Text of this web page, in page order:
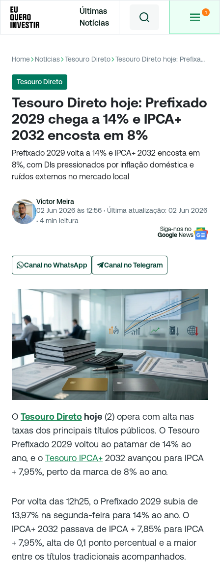
Últimas
Notícias
Home Notícias Tesouro Direto Tesouro Direto hoje: Prefixado 2029 chega a 14% e IPCA+ 2032 encosta em 8%
Tesouro Direto
Tesouro Direto hoje: Prefixado
2029 chega a 14% e IPCA+
2032 encosta em 8%
Prefixado 2029 volta a 14% e IPCA+ 2032 encosta em
8%, com DIs pressionados por inflação doméstica e
ruídos externos no mercado local
Victor Meira
02 Jun 2026 às 12:56 · Última atualização: 02 Jun 2026
· 4min leitura
Siga-nos no
Google News
Canal no WhatsApp Canal no Telegram
O Tesouro Direto hoje (2) opera com alta nas
taxas dos principais títulos públicos. O Tesouro
Prefixado 2029 voltou ao patamar de 14% ao
ano, e o Tesouro IPCA+ 2032 avançou para IPCA
+ 7,95%, perto da marca de 8% ao ano.
Por volta das 12h25, o Prefixado 2029 subia de
13,97% na segunda-feira para 14% ao ano. O
IPCA+ 2032 passava de IPCA + 7,85% para IPCA
+ 7,95%, alta de 0,1 ponto percentual e a maior
entre os títulos tradicionais acompanhados.